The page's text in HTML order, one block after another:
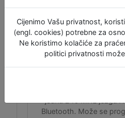
Ovo je najmanja pločica
S2
System-on-Chip
potrošnjom i ugrađenim
ga računalo vidi kao
Bluetooth. Može se
Cijenimo Vašu privatnost,
(engl. cookies) potrebne za
Ne koristimo kolačiće za
politici privatnosti